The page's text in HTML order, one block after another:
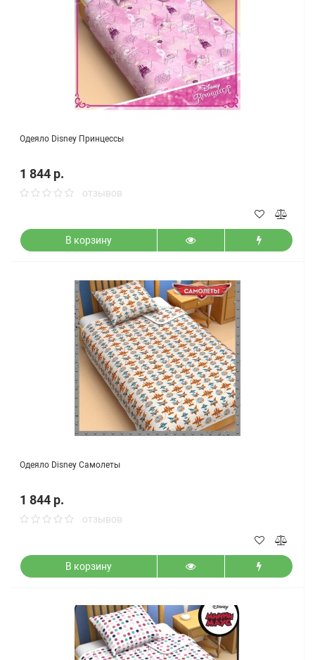
Одеяло Disney Принцессы
1 844 р.
отзывов
В корзину
Одеяло Disney Самолеты
1 844 р.
отзывов
В корзину